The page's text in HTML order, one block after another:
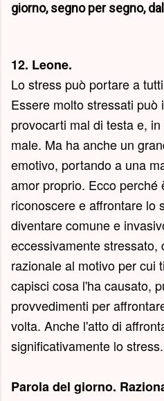
giorno, segno per segno,
12. Leone.
Lo stress può portare a
Essere molto stressati può
provocarti mal di testa e,
male. Ma ha anche un
emotivo, portando a una
amor proprio. Ecco perché
riconoscere e affrontare lo
diventare comune e
eccessivamente stressato,
razionale al motivo per cui
capisci cosa l'ha causato,
provvedimenti per
volta. Anche l'atto di
significativamente lo stress.
Parola del giorno.